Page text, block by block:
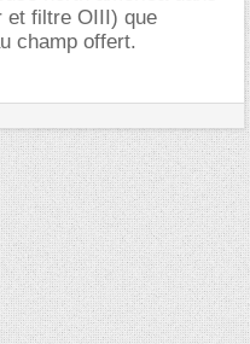
et filtre OIII) que
champ offert.